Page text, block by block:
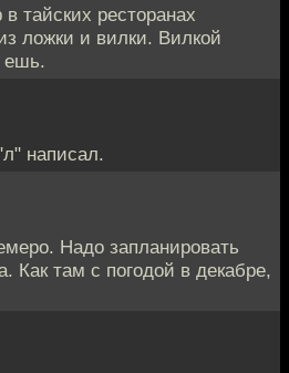
тайских ресторанах
ложки и вилки. Вилкой
ешь.
написал.
Надо запланировать
Как там с погодой в декабре,